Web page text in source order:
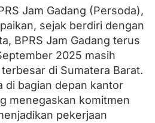
Jam Gadang (Persoda),
sejak berdiri dengan
BPRS Jam Gadang terus
2025 masih
di Sumatera Barat.
di bagian depan kantor
menegaskan komitmen
pekerjaan